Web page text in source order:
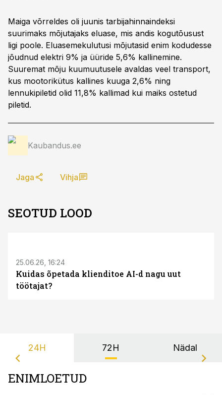
Maiga võrreldes oli juunis tarbijahinnaindeksi
suurimaks mõjutajaks eluase, mis andis kogutõusust
ligi poole. Eluasemekulutusi mõjutasid enim kodudesse
jõudnud elektri 9% ja üüride 5,6% kallinemine.
Suuremat mõju kuumuutusele avaldas veel transport,
kus mootorikütus kallines kuuga 2,6% ning
lennukipiletid olid 11,8% kallimad kui maiks ostetud
piletid.
Kaubandus.ee
Jaga Vihja
SEOTUD LOOD
25.06.26, 16:24
Kuidas õpetada klienditoe AI-d nagu uut
töötajat?
24H 72H Nädal
ENIMLOETUD